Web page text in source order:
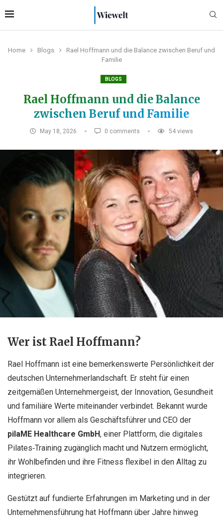
Home Blogs
Rael Hoffmann und die Balance zwischen Beruf und
Familie
BLOGS
Rael Hoffmann und die Balance
zwischen Beruf und Familie
May 18, 2026 0 comments 54 views
Wer ist Rael Hoffmann?
Rael Hoffmann ist eine bemerkenswerte Persönlichkeit der
deutschen Unternehmerlandschaft. Er steht für einen
zeitgemäßen Unternehmergeist, der Innovation, Gesundheit
und familiäre Werte miteinander verbindet. Bekannt wurde
Hoffmann vor allem als Geschäftsführer und CEO der
pilaME Healthcare GmbH, einer Plattform, die digitales
Pilates‑Training zugänglich macht und Nutzern ermöglicht,
ihr Wohlbefinden und ihre Fitness flexibel in den Alltag zu
integrieren.
Gestützt auf fundierte Erfahrungen im Marketing und in der
Unternehmensführung hat Hoffmann über Jahre hinweg